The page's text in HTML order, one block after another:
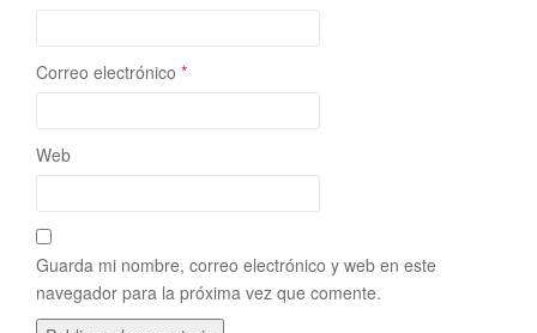
Correo electrónico *
Web
Guarda mi nombre, correo electrónico y web en este
navegador para la próxima vez que comente.